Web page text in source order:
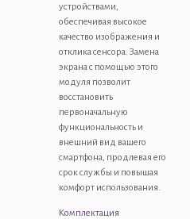
устройствами,
обеспечивая высокое
качество изображения и
отклика сенсора. Замена
экрана с помощью этого
модуля позволит
восстановить
первоначальную
функциональность и
внешний вид вашего
смартфона, продлевая его
срок службы и повышая
комфорт использования.
Комплектация